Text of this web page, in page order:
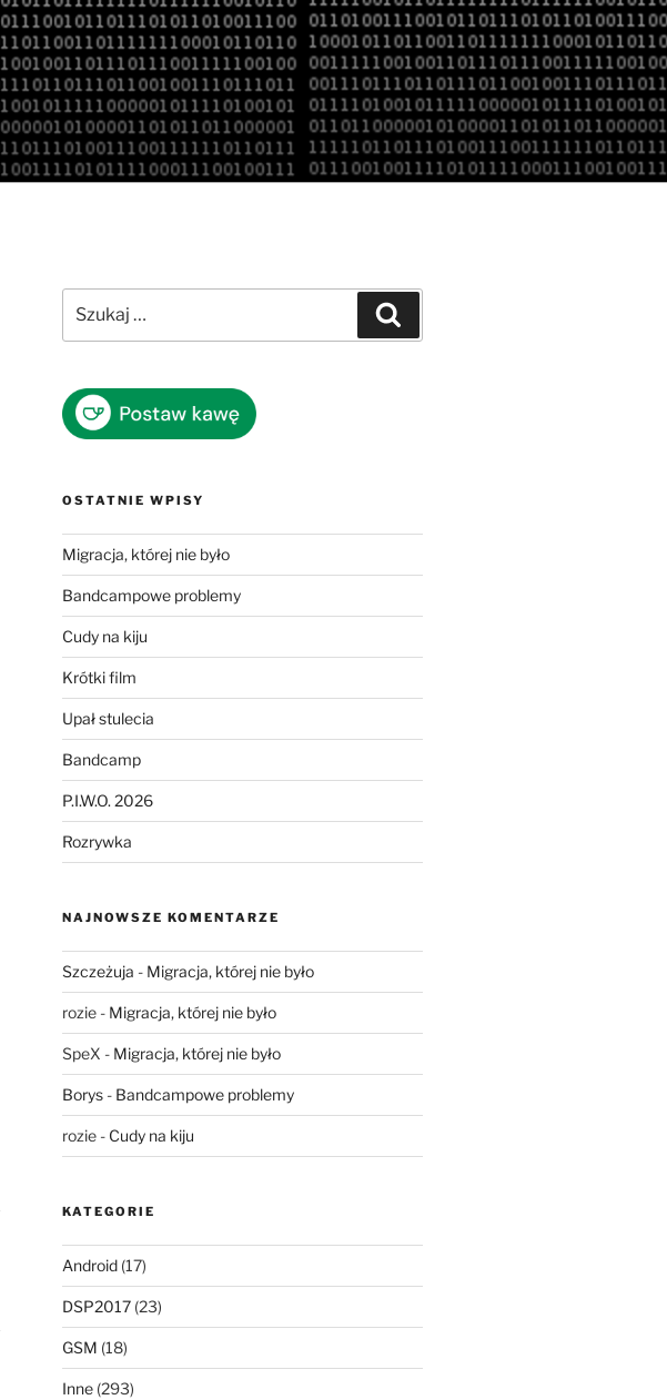
OSTATNIE WPISY
Migracja, której nie było
Bandcampowe problemy
Cudy na kiju
Krótki film
Upał stulecia
Bandcamp
P.I.W.O. 2026
Rozrywka
NAJNOWSZE KOMENTARZE
Szczeżuja - Migracja, której nie było
rozie- Migracja, której nie było
SpeX - Migracja, której nie było
Borys- Bandcampowe problemy
rozie- Cudy na kiju
KATEGORIE
Android(17)
DSP2017(23)
GSM (18)
Inne(293)